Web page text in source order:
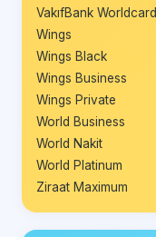
VakıfBank Worldcard
Wings
Wings Black
Wings Business
Wings Private
World Business
World Nakit
World Platinum
Ziraat Maximum